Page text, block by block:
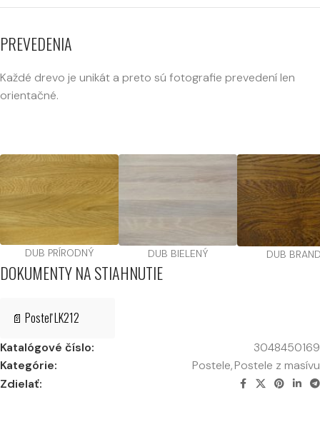
PREVEDENIA
Každé drevo je unikát a preto sú fotografie prevedení len
orientačné.
DUB PRÍRODNÝ DUB BIELENÝ DUB
DOKUMENTY NA STIAHNUTIE
📄 Posteľ LK212
Katalógové číslo:
3048450169
Kategórie:
Postele,Postele z masívu
Zdielať: